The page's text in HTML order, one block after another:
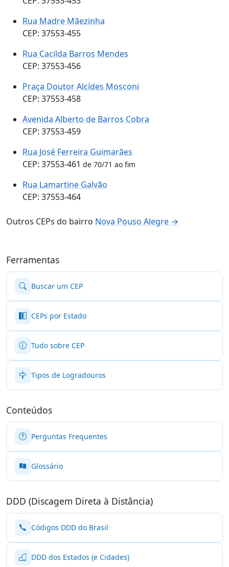
Rua Madre Mãezinha
CEP: 37553-455
Rua Cacilda Barros Mendes
CEP: 37553-456
Praça Doutor Alcídes Mosconi
CEP: 37553-458
Avenida Alberto de Barros Cobra
CEP: 37553-459
Rua José Ferreira Guimarães
CEP: 37553-461 de 70/71 ao fim
Rua Lamartine Galvão
CEP: 37553-464
Outros CEPs do bairro Nova Pouso Alegre →
Ferramentas
Buscar um CEP
CEPs por Estado
Tudo sobre CEP
Tipos de Logradouros
Conteúdos
Perguntas Frequentes
Glossário
DDD (Discagem Direta à Distância)
Códigos DDD do Brasil
DDD dos Estados (e Cidades)